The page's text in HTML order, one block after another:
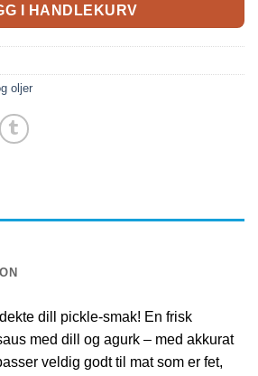
I HANDLEKURV
oljer
dill pickle-smak! En frisk
med dill og agurk – med akkurat
veldig godt til mat som er fet,